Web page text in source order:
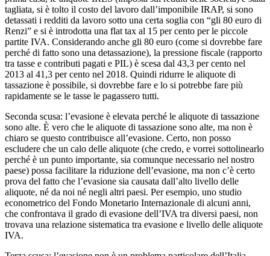
tagliata, si è tolto il costo del lavoro dall’imponibile IRAP, si sono
detassati i redditi da lavoro sotto una certa soglia con “gli 80 euro di
Renzi” e si è introdotta una flat tax al 15 per cento per le piccole
partite IVA. Considerando anche gli 80 euro (come si dovrebbe fare
perché di fatto sono una detassazione), la pressione fiscale (rapporto
tra tasse e contributi pagati e PIL) è scesa dal 43,3 per cento nel
2013 al 41,3 per cento nel 2018. Quindi ridurre le aliquote di
tassazione è possibile, si dovrebbe fare e lo si potrebbe fare più
rapidamente se le tasse le pagassero tutti.
Seconda scusa: l’evasione è elevata perché le aliquote di tassazione
sono alte. È vero che le aliquote di tassazione sono alte, ma non è
chiaro se questo contribuisce all’evasione. Certo, non posso
escludere che un calo delle aliquote (che credo, e vorrei sottolinearlo
perché è un punto importante, sia comunque necessario nel nostro
paese) possa facilitare la riduzione dell’evasione, ma non c’è certo
prova del fatto che l’evasione sia causata dall’alto livello delle
aliquote, né da noi né negli altri paesi. Per esempio, uno studio
econometrico del Fondo Monetario Internazionale di alcuni anni,
che confrontava il grado di evasione dell’IVA tra diversi paesi, non
trovava una relazione sistematica tra evasione e livello delle aliquote
IVA.